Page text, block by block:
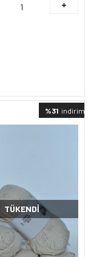
%31 indirimli
TÜKENDI